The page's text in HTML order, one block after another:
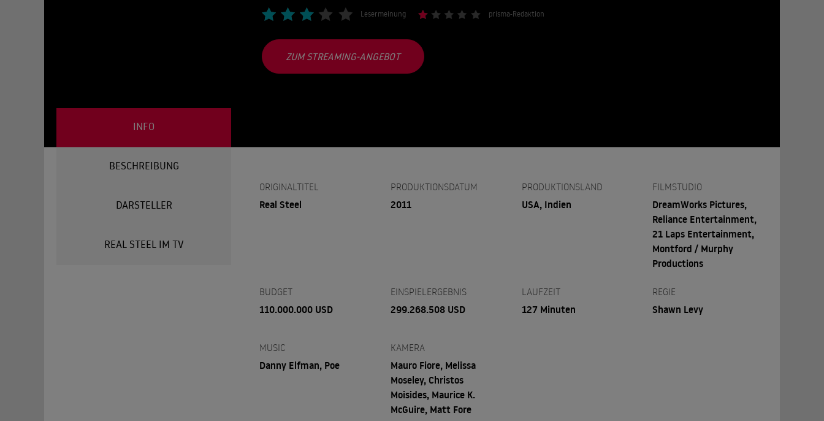
Lesermeinung prisma-Redaktion
ZUM STREAMING-ANGEBOT
INFO
BESCHREIBUNG
DARSTELLER
REAL STEEL IM TV
ORIGINALTITEL
Real Steel
PRODUKTIONSDATUM
2011
PRODUKTIONSLAND
USA, Indien
FILMSTUDIO
DreamWorks Pictures,
Reliance Entertainment,
21 Laps Entertainment,
Montford / Murphy
Productions
BUDGET
110.000.000 USD
EINSPIELERGEBNIS
299.268.508 USD
LAUFZEIT
127 Minuten
REGIE
Shawn Levy
MUSIC
Danny Elfman, Poe
KAMERA
Mauro Fiore, Melissa
Moseley, Christos
Moisides, Maurice K.
McGuire, Matt Fore